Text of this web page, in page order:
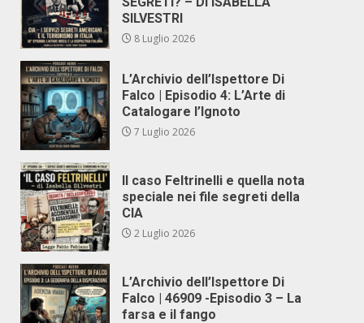
SILVESTRI
8 Luglio 2026
L’Archivio dell’Ispettore Di
Falco | Episodio 4: L’Arte di
Catalogare l’Ignoto
7 Luglio 2026
Il caso Feltrinelli e quella nota
speciale nei file segreti della
CIA
2 Luglio 2026
L’Archivio dell’Ispettore Di
Falco | 46909 -Episodio 3 – La
farsa e il fango